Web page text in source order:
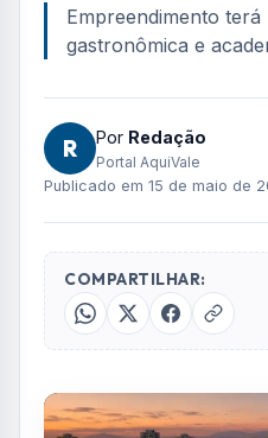
Empreendimento terá
gastronômica e
R Por Redação
Portal AquiVale
Publicado em 15 de maio de
COMPARTILHAR: